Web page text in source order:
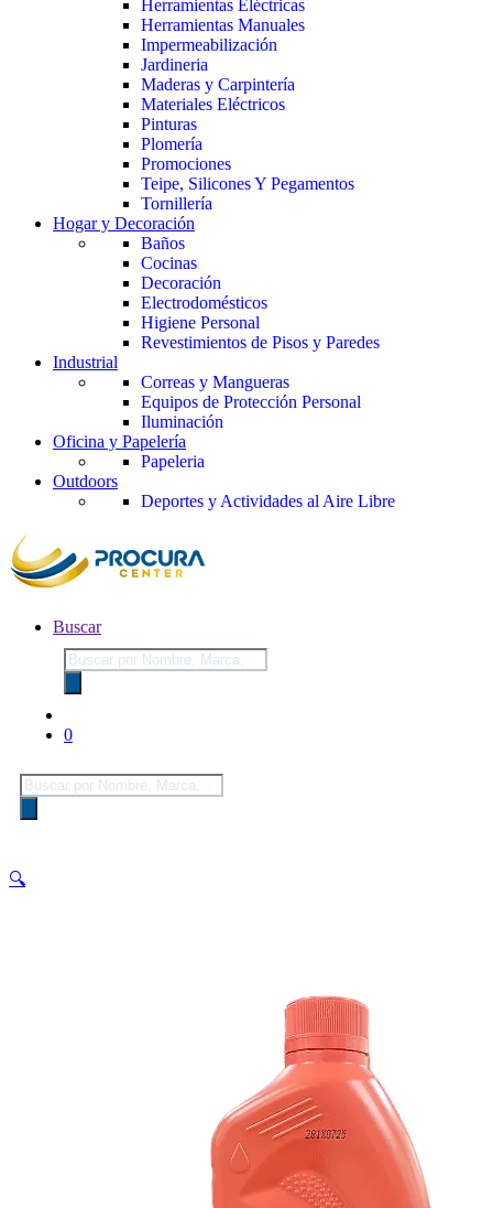
Herramientas Eléctricas
Herramientas Manuales
Impermeabilización
Jardineria
Maderas y Carpintería
Materiales Eléctricos
Pinturas
Plomería
Promociones
Teipe, Silicones Y Pegamentos
Tornillería
Hogar y Decoración
Baños
Cocinas
Decoración
Electrodomésticos
Higiene Personal
Revestimientos de Pisos y Paredes
Industrial
Correas y Mangueras
Equipos de Protección Personal
Iluminación
Oficina y Papelería
Papeleria
Outdoors
Deportes y Actividades al Aire Libre
Buscar
Búsqueda
de
productos
0
Búsqueda
de
productos
🔍